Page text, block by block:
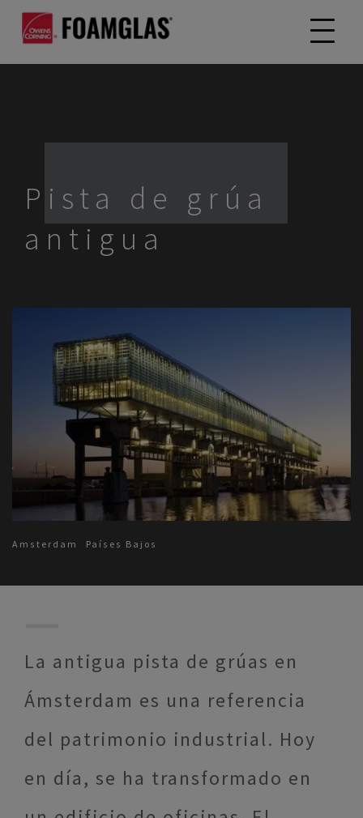
Pista de grúa
antigua
Amsterdam Países Bajos
La antigua pista de grúas en
Ámsterdam es una referencia
del patrimonio industrial. Hoy
en día, se ha transformado en